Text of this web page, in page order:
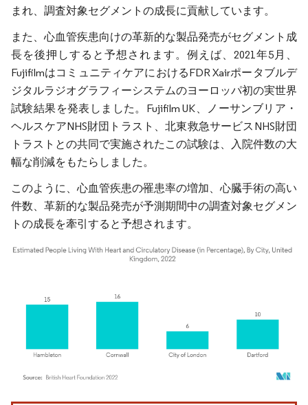
まれ、調査対象セグメントの成長に貢献しています。
また、心血管疾患向けの革新的な製品発売がセグメント成
長を後押しすると予想されます。例えば、2021年5月、
FujifilmはコミュニティケアにおけるFDR Xairポータブルデ
ジタルラジオグラフィーシステムのヨーロッパ初の実世界
試験結果を発表しました。Fujifilm UK、ノーサンブリア・
ヘルスケアNHS財団トラスト、北東救急サービスNHS財団
トラストとの共同で実施されたこの試験は、入院件数の大
幅な削減をもたらしました。
このように、心血管疾患の罹患率の増加、心臓手術の高い
件数、革新的な製品発売が予測期間中の調査対象セグメン
トの成長を牽引すると予想されます。